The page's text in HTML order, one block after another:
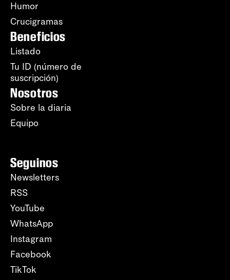
Humor
Crucigramas
Beneficios
Listado
Tu ID (número de
suscripción)
Nosotros
Sobre la diaria
Equipo
Seguinos
Newsletters
RSS
YouTube
WhatsApp
Instagram
Facebook
TikTok